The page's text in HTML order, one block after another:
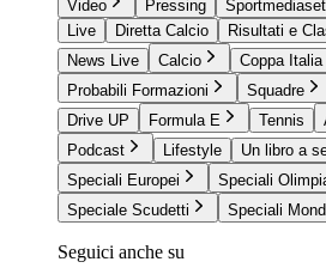
Video Pressing
Live
Diretta Calcio
Risultati e
News Live
Calcio Coppa Italia
Probabili Formazioni
Squadre
Drive UP
Formula E Tennis
Podcast
Lifestyle
Un libro a
Speciali Europei
Speciali
Speciale Scudetti
Speciali
Seguici anche su